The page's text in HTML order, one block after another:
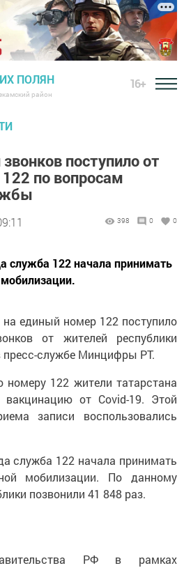
ПОЛЯН
район
16+
поступило от
по вопросам
398 0 0
служба 122 начала принимать
единый номер 122 поступило
от жителей республики
пресс-службе Минцифры РТ.
122 жители татарстана
от Covid-19. Этой
записи воспользовались
служба 122 начала принимать
мобилизации. По данному
позвонили 41 848 раз.
РФ в рамках